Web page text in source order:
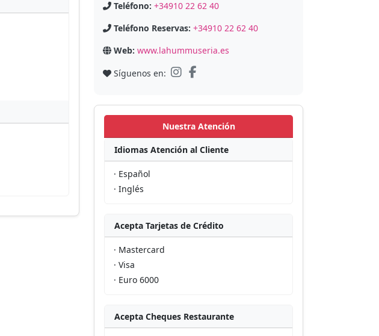
Teléfono: +34910 22 62 40
Teléfono Reservas: +34910 22 62 40
Web: www.lahummuseria.es
Síguenos en:
Nuestra Atención
Idiomas Atención al Cliente
· Español
· Inglés
Acepta Tarjetas de Crédito
· Mastercard
· Visa
· Euro 6000
Acepta Cheques Restaurante